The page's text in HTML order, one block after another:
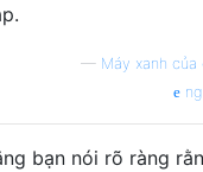
— Máy xanh của
bạn nói rõ ràng